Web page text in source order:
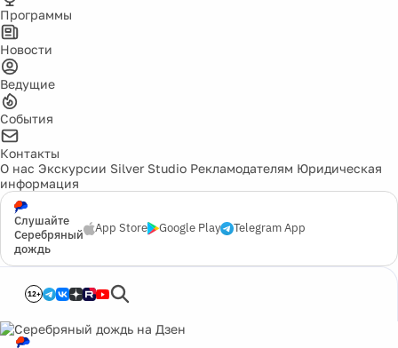
Программы
Новости
Ведущие
События
Контакты
О нас Экскурсии Silver Studio Рекламодателям Юридическая
информация
Слушайте
Серебряный
дождь
App Store Google Play Telegram App
12+